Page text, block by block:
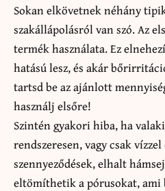
Sokan elkövetnek néhány
szakállápolásról van szó. Az
termék használata. Ez
hatású lesz, és akár
tartsd be az ajánlott
használj elsőre!
Szintén gyakori hiba, ha
rendszeresen, vagy csak
szennyeződések, elhalt
eltömíthetik a pórusokat,